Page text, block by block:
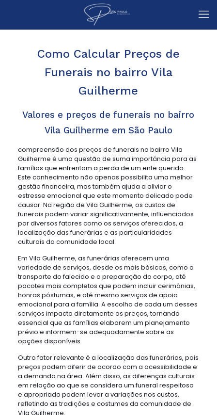
Como Calcular Preços de
Funerais no bairro Vila
Guilherme
Valores e preços de funerais no bairro
Vila Guilherme em São Paulo
compreensão dos preços de funerais no bairro Vila
Guilherme é uma questão de suma importância para as
famílias que enfrentam a perda de um ente querido.
Este conhecimento não apenas possibilita uma melhor
gestão financeira, mas também ajuda a aliviar o
estresse emocional que este momento delicado pode
causar. Na região de Vila Guilherme, os custos de
funerais podem variar significativamente, influenciados
por diversos fatores como os serviços oferecidos, a
localização das funerárias e as particularidades
culturais da comunidade local.
Em Vila Guilherme, as funerárias oferecem uma
variedade de serviços, desde os mais básicos, como o
transporte do falecido e a preparação do corpo, até
pacotes mais completos que podem incluir cerimônias,
honras póstumas, e até mesmo serviços de apoio
emocional para a família. A escolha de cada um desses
serviços impacta diretamente os preços, tornando
essencial que as famílias elaborem um planejamento
prévio e informem-se adequadamente sobre as
opções disponíveis.
Outro fator relevante é a localização das funerárias, pois
preços podem diferir de acordo com a acessibilidade e
a demanda na área. Além disso, as diferenças culturais
em relação ao que se considera um funeral respeitoso
e apropriado podem levar a variações nos custos,
refletindo as tradições e costumes da comunidade de
Vila Guilherme.